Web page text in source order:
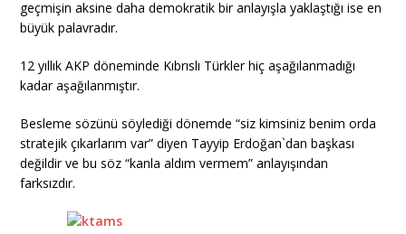
geçmişin aksine daha demokratik bir anlayışla yaklaştığı ise en
büyük palavradır.
12 yıllık AKP döneminde Kıbrıslı Türkler hiç aşağılanmadığı
kadar aşağılanmıştır.
Besleme sözünü söylediği dönemde “siz kimsiniz benim orda
stratejik çıkarlarım var” diyen Tayyip Erdoğan`dan başkası
değildir ve bu söz “kanla aldım vermem” anlayışından
farksızdır.